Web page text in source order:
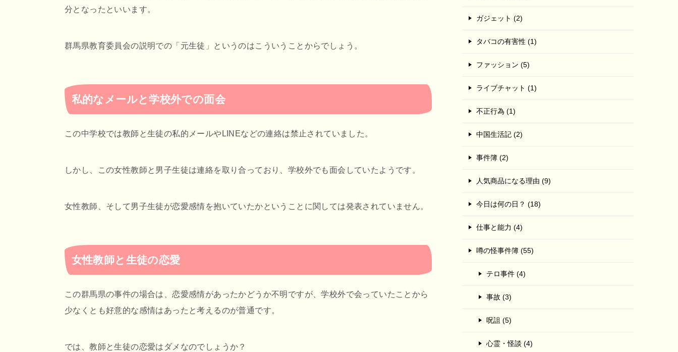
分となったといいます。
群馬県教育委員会の説明での「元生徒」というのはこういうことからでしょう。
私的なメールと学校外での面会
この中学校では教師と生徒の私的メールやLINEなどの連絡は禁止されていました。
しかし、この女性教師と男子生徒は連絡を取り合っており、学校外でも面会していたようです。
女性教師、そして男子生徒が恋愛感情を抱いていたかということに関しては発表されていません。
女性教師と生徒の恋愛
この群馬県の事件の場合は、恋愛感情があったかどうか不明ですが、学校外で会っていたことから
少なくとも好意的な感情はあったと考えるのが普通です。
では、教師と生徒の恋愛はダメなのでしょうか？
ガジェット (2)
タバコの有害性 (1)
ファッション (5)
ライブチャット (1)
不正行為 (1)
中国生活記 (2)
事件簿 (2)
人気商品になる理由 (9)
今日は何の日？ (18)
仕事と能力 (4)
噂の怪事件簿 (55)
テロ事件 (4)
事故 (3)
呪詛 (5)
心霊・怪談 (4)